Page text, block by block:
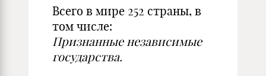
Всего в мире 252 страны, в
том числе:
Признанные независимые
государства.